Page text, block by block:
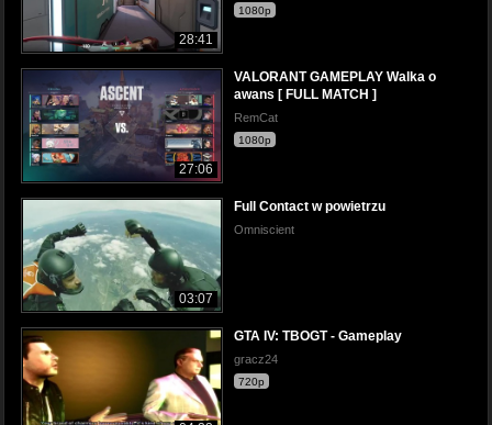
28:41
1080p
27:06
VALORANT GAMEPLAY Walka o
awans [ FULL MATCH ]
RemCat
1080p
03:07
Full Contact w powietrzu
Omniscient
GTA IV: TBOGT - Gameplay
gracz24
720p